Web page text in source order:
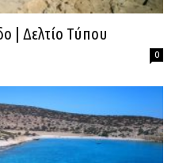
| Δελτίο Τύπου
0